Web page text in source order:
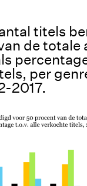
titels
de totale
per
2017.